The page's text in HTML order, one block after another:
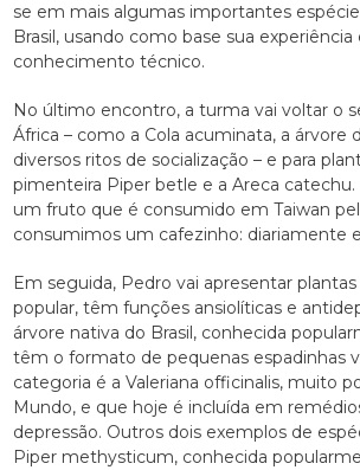
se em mais algumas importantes
Brasil, usando como base sua
conhecimento técnico.
No último encontro, a turma vai voltar o
África – como a Cola acuminata, a árvore
diversos ritos de socialização – e para
pimenteira Piper betle e a Areca
um fruto que é consumido em Taiwan
consumimos um cafezinho: diariamente
Em seguida, Pedro vai apresentar
popular, têm funções ansiolíticas e
árvore nativa do Brasil, conhecida
têm o formato de pequenas espadinhas
categoria é a Valeriana officinalis, muito
Mundo, e que hoje é incluída em
depressão. Outros dois exemplos de
Piper methysticum, conhecida